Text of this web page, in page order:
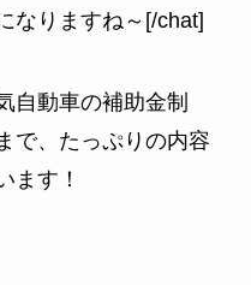
なりますね～[/chat]
自動車の補助金制
で、たっぷりの内容
ます！